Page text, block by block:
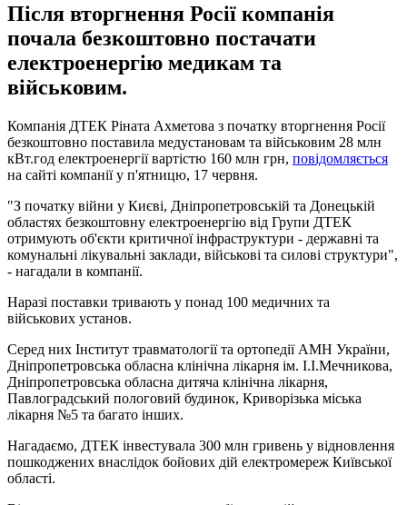
Після вторгнення Росії компанія
почала безкоштовно постачати
електроенергію медикам та
військовим.
Компанія ДТЕК Ріната Ахметова з початку вторгнення Росії
безкоштовно поставила медустановам та військовим 28 млн
кВт.год електроенергії вартістю 160 млн грн, повідомляється
на сайті компанії у п'ятницю, 17 червня.
"З початку війни у ​​Києві, Дніпропетровській та Донецькій
областях безкоштовну електроенергію від Групи ДТЕК
отримують об'єкти критичної інфраструктури - державні та
комунальні лікувальні заклади, військові та силові структури",
- нагадали в компанії.
Наразі поставки тривають у понад 100 медичних та
військових установ.
Серед них Інститут травматології та ортопедії АМН України,
Дніпропетровська обласна клінічна лікарня ім. І.І.Мечникова,
Дніпропетровська обласна дитяча клінічна лікарня,
Павлоградський пологовий будинок, Криворізька міська
лікарня №5 та багато інших.
Нагадаємо, ДТЕК інвестувала 300 млн гривень у відновлення
пошкоджених внаслідок бойових дій електромереж Київської
області.